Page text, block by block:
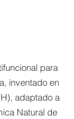
para
inventado en
adaptado a
Natural de